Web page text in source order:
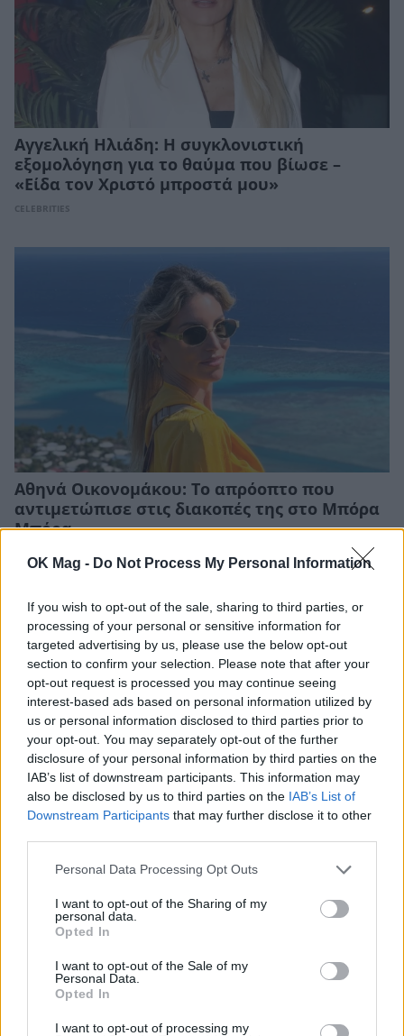
OK Mag - Do Not Process My Personal Information
If you wish to opt-out of the sale, sharing to third parties, or
processing of your personal or sensitive information for
targeted advertising by us, please use the below opt-out
section to confirm your selection. Please note that after your
opt-out request is processed you may continue seeing
interest-based ads based on personal information utilized by
us or personal information disclosed to third parties prior to
your opt-out. You may separately opt-out of the further
disclosure of your personal information by third parties on the
IAB’s list of downstream participants. This information may
also be disclosed by us to third parties on the IAB’s List of
Downstream Participants that may further disclose it to other
Personal Data Processing Opt Outs
I want to opt-out of the Sharing of my
personal data.
Opted In
I want to opt-out of the Sale of my
Personal Data.
Opted In
I want to opt-out of processing my
Αγγελική Ηλιάδη: Η συγκλονιστική
εξομολόγηση για το θαύμα που βίωσε –
«Είδα τον Χριστό μπροστά μου»
CELEBRITIES
Αθηνά Οικονομάκου: Το απρόοπτο που
αντιμετώπισε στις διακοπές της στο Μπόρα
Μπόρα
CELEBRITIES
WHAT'S HOT